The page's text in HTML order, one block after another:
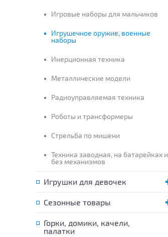
Игровые наборы для мальчиков
Игрушечное оружие, военные
наборы
Инерционная техника
Металлические модели
Радиоуправляемая техника
Роботы и трансформеры
Стрельба по мишени
Техника заводная, на батарейках и
без механизмов
Игрушки для девочек
Сезонные товары
Горки, домики, качели,
палатки
Автомат на батарейках
(свет,звук,вибро)
500 р.
В КОРЗИНУ
Пистолет+значок